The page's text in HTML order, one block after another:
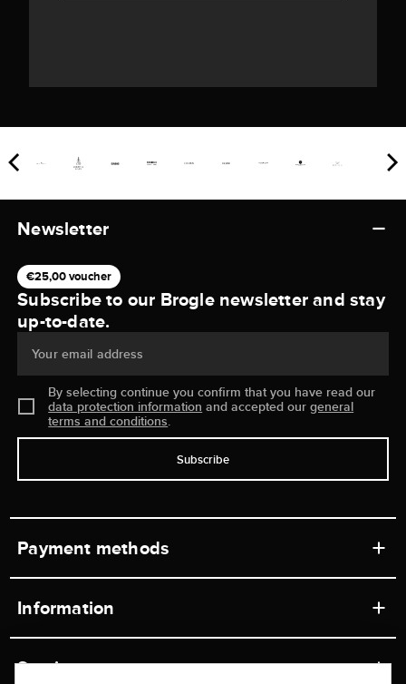
Newsletter
€25,00 voucher
Subscribe to our Brogle newsletter and stay
up-to-date.
Your email address
By selecting continue you confirm that you have read our
data protection information and accepted ourgeneral
terms and conditions.
Subscribe
Payment methods
Information
Service